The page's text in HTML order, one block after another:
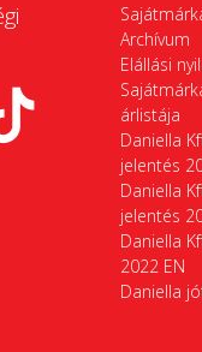
Archívum
Elállási
árlistája
Daniella
jelentés
Daniella
jelentés
Daniella
2022 EN
Daniella